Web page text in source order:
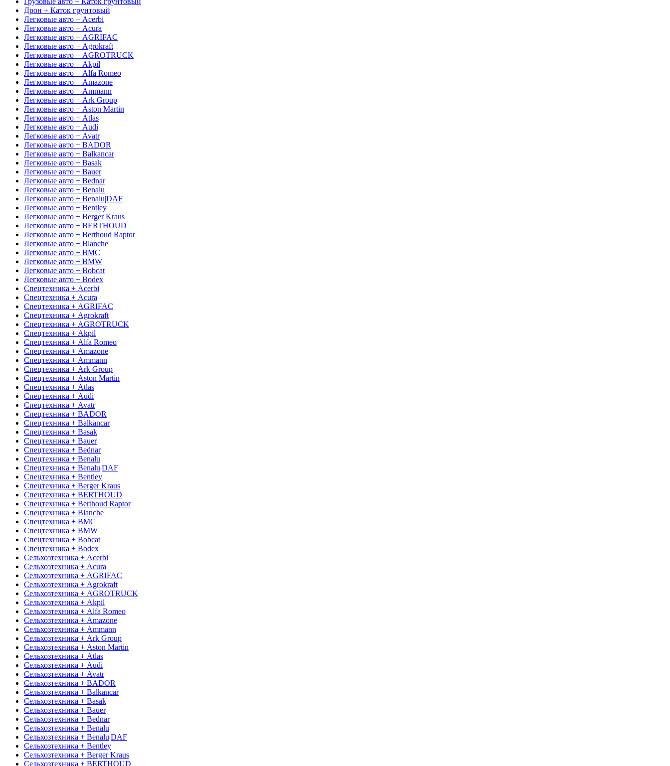
Дрон + Каток грунтовый
Легковые авто + Acerbi
Легковые авто + Acura
Легковые авто + AGRIFAC
Легковые авто + Agrokraft
Легковые авто + AGROTRUCK
Легковые авто + Akpil
Легковые авто + Alfa Romeo
Легковые авто + Amazone
Легковые авто + Ammann
Легковые авто + Ark Group
Легковые авто + Aston Martin
Легковые авто + Atlas
Легковые авто + Audi
Легковые авто + Avatr
Легковые авто + BADOR
Легковые авто + Balkancar
Легковые авто + Basak
Легковые авто + Bauer
Легковые авто + Bednar
Легковые авто + Benalu
Легковые авто + Benalu|DAF
Легковые авто + Bentley
Легковые авто + Berger Kraus
Легковые авто + BERTHOUD
Легковые авто + Berthoud Raptor
Легковые авто + Blanche
Легковые авто + BMC
Легковые авто + BMW
Легковые авто + Bobcat
Легковые авто + Bodex
Спецтехника + Acerbi
Спецтехника + Acura
Спецтехника + AGRIFAC
Спецтехника + Agrokraft
Спецтехника + AGROTRUCK
Спецтехника + Akpil
Спецтехника + Alfa Romeo
Спецтехника + Amazone
Спецтехника + Ammann
Спецтехника + Ark Group
Спецтехника + Aston Martin
Спецтехника + Atlas
Спецтехника + Audi
Спецтехника + Avatr
Спецтехника + BADOR
Спецтехника + Balkancar
Спецтехника + Basak
Спецтехника + Bauer
Спецтехника + Bednar
Спецтехника + Benalu
Спецтехника + Benalu|DAF
Спецтехника + Bentley
Спецтехника + Berger Kraus
Спецтехника + BERTHOUD
Спецтехника + Berthoud Raptor
Спецтехника + Blanche
Спецтехника + BMC
Спецтехника + BMW
Спецтехника + Bobcat
Спецтехника + Bodex
Сельхозтехника + Acerbi
Сельхозтехника + Acura
Сельхозтехника + AGRIFAC
Сельхозтехника + Agrokraft
Сельхозтехника + AGROTRUCK
Сельхозтехника + Akpil
Сельхозтехника + Alfa Romeo
Сельхозтехника + Amazone
Сельхозтехника + Ammann
Сельхозтехника + Ark Group
Сельхозтехника + Aston Martin
Сельхозтехника + Atlas
Сельхозтехника + Audi
Сельхозтехника + Avatr
Сельхозтехника + BADOR
Сельхозтехника + Balkancar
Сельхозтехника + Basak
Сельхозтехника + Bauer
Сельхозтехника + Bednar
Сельхозтехника + Benalu
Сельхозтехника + Benalu|DAF
Сельхозтехника + Bentley
Сельхозтехника + Berger Kraus
Сельхозтехника + BERTHOUD